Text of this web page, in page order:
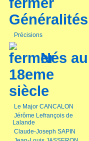
Généralités
Précisions
Nés au
18eme
siècle
Le Major CANCALON
Jérôme Lefrançois de
Lalande
Claude-Joseph SAPIN